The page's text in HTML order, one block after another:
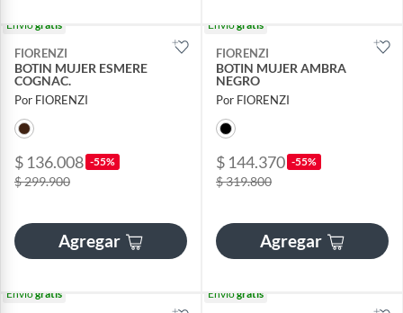
Envíogratis
FIORENZI
BOTIN MUJER ESMERE
COGNAC.
Por FIORENZI
$ 136.008 -55%
$ 299.900
Agregar
Envíogratis
FIORENZI
BOTIN MUJER AMBRA
NEGRO
Por FIORENZI
$ 144.370 -55%
$ 319.800
Agregar
Envíogratis Envíogratis